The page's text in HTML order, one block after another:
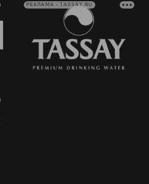
РЕКЛАМА • TASSAY.RU